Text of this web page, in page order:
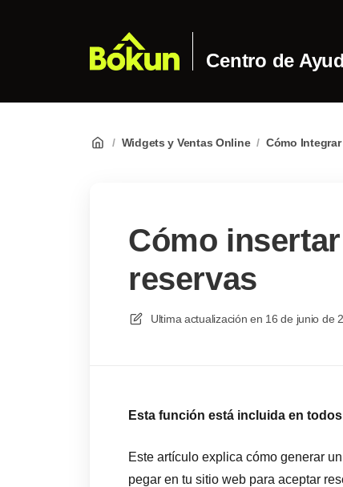
Centro de
/ Widgets y Ventas Online / Cómo
Cómo
reservas
Ultima actualización en 16 de junio de
Esta función está incluida en
Este artículo explica cómo generar
pegar en tu sitio web para aceptar